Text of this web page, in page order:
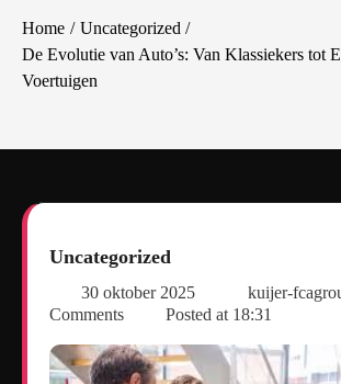
Home
Uncategorized
De Evolutie van Auto’s: Van Klassiekers tot
Voertuigen
Uncategorized
30 oktober 2025 kuijer-
Comments
Posted at 18:31